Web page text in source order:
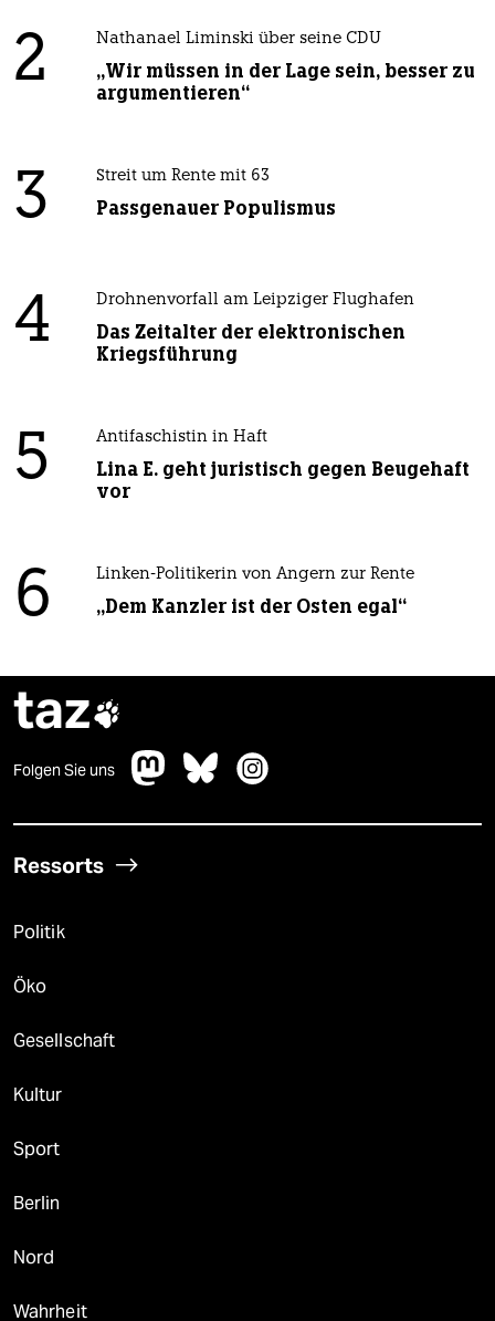
2 Nathanael Liminski über seine CDU
„Wir müssen in der Lage sein, besser zu
argumentieren“
3 Streit um Rente mit 63
Passgenauer Populismus
4 Drohnenvorfall am Leipziger Flughafen
Das Zeitalter der elektronischen
Kriegsführung
5 Antifaschistin in Haft
Lina E. geht juristisch gegen Beugehaft
vor
6 Linken-Politikerin von Angern zur Rente
„Dem Kanzler ist der Osten egal“
taz
Folgen Sie uns
Ressorts
Politik
Öko
Gesellschaft
Kultur
Sport
Berlin
Nord
Wahrheit